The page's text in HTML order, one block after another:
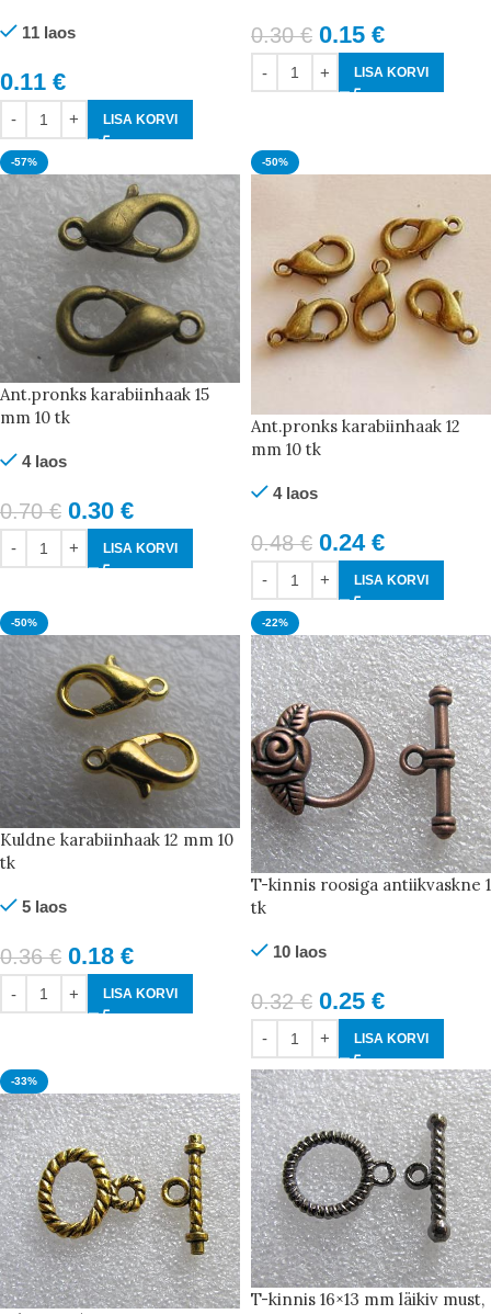
11 laos
0.11 €
LISA KORVI
0.30€ 0.15 €
LISA KORVI
-57%
Ant.pronks karabiinhaak 15
mm 10 tk
4 laos
0.70€ 0.30 €
LISA KORVI
-50%
Ant.pronks karabiinhaak 12
mm 10 tk
4 laos
0.48€ 0.24 €
LISA KORVI
-50%
Kuldne karabiinhaak 12 mm 10
tk
5 laos
0.36€ 0.18 €
LISA KORVI
-22%
T-kinnis roosiga antiikvaskne 1
tk
10 laos
0.32€ 0.25 €
LISA KORVI
-33%
T-kinnis 16×13 mm läikiv must,